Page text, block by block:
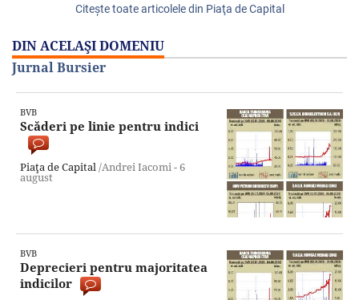
Citeşte toate articolele din Piaţa de Capital
DIN ACELAŞI DOMENIU
Jurnal Bursier
BVB
Scăderi pe linie pentru indici
Piaţa de Capital/Andrei Iacomi -6
august
BVB
Deprecieri pentru majoritatea
indicilor